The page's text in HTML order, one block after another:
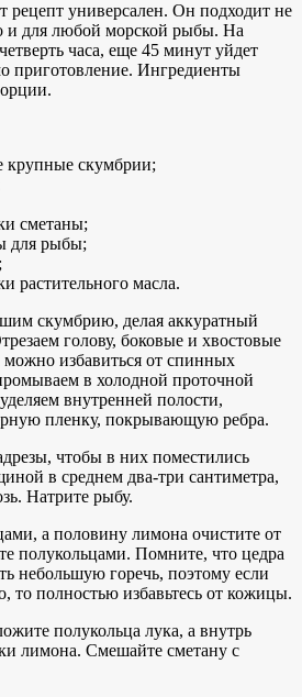
рецепт универсален. Он подходит не
и для любой морской рыбы. На
часа, еще 45 минут уйдет
приготовление. Ингредиенты
крупные скумбрии;
сметаны;
для рыбы;
растительного масла.
скумбрию, делая аккуратный
голову, боковые и хвостовые
избавиться от спинных
в холодной проточной
внутренней полости,
пленку, покрывающую ребра.
чтобы в них поместились
в среднем два-три сантиметра,
Натрите рыбу.
а половину лимона очистите от
полукольцами. Помните, что цедра
небольшую горечь, поэтому если
то полностью избавьтесь от кожицы.
полукольца лука, а внутрь
лимона. Смешайте сметану с